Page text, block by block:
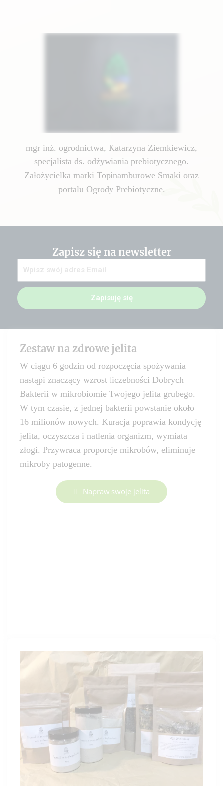
mgr inż. ogrodnictwa, Katarzyna Ziemkiewicz,
specjalista ds. odżywiania prebiotycznego.
Założycielka marki Topinamburowe Smaki oraz
portalu Ogrody Prebiotyczne.
Zapisz się na newsletter
Zapisuję się
Zestaw na zdrowe jelita
W ciągu 6 godzin od rozpoczęcia spożywania
nastąpi znaczący wzrost liczebności Dobrych
Bakterii w mikrobiomie Twojego jelita grubego.
W tym czasie, z jednej bakterii powstanie około
16 milionów nowych. Kuracja poprawia kondycję
jelita, oczyszcza i natlenia organizm, wymiata
złogi. Przywraca proporcje mikrobów, eliminuje
mikroby patogenne.
Napraw swoje jelita